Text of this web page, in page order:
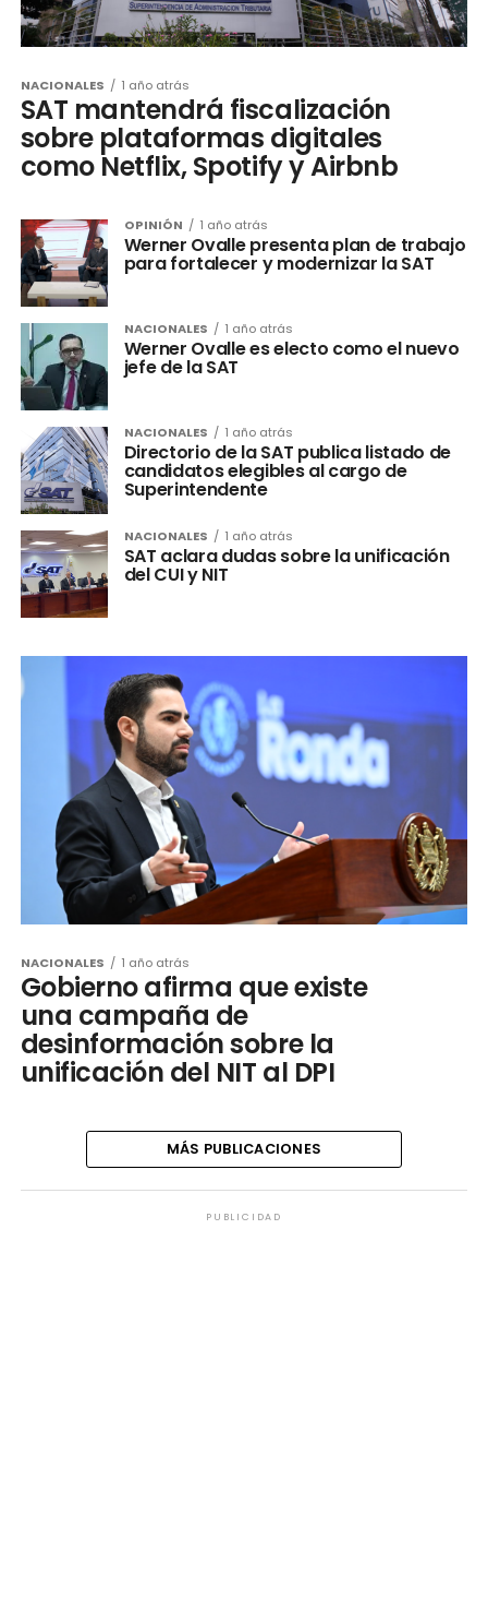
NACIONALES 1 año atrás
SAT mantendrá fiscalización
sobre plataformas digitales
como Netflix, Spotify y Airbnb
OPINIÓN 1 año atrás
Werner Ovalle presenta plan de trabajo
para fortalecer y modernizar la SAT
NACIONALES 1 año atrás
Werner Ovalle es electo como el nuevo
jefe de la SAT
NACIONALES 1 año atrás
Directorio de la SAT publica listado de
candidatos elegibles al cargo de
Superintendente
NACIONALES 1 año atrás
SAT aclara dudas sobre la unificación
del CUI y NIT
NACIONALES 1 año atrás
Gobierno afirma que existe
una campaña de
desinformación sobre la
unificación del NIT al DPI
MÁS PUBLICACIONES
PUBLICIDAD